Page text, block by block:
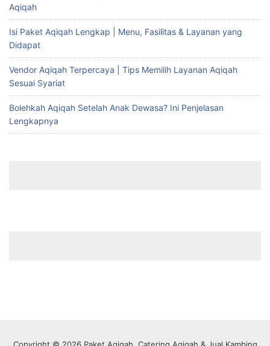
Aqiqah
Isi Paket Aqiqah Lengkap | Menu, Fasilitas & Layanan yang
Didapat
Vendor Aqiqah Terpercaya | Tips Memilih Layanan Aqiqah
Sesuai Syariat
Bolehkah Aqiqah Setelah Anak Dewasa? Ini Penjelasan
Lengkapnya